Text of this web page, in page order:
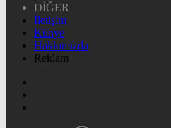
DİĞER
İletişim
Künye
Hakkımızda
Reklam